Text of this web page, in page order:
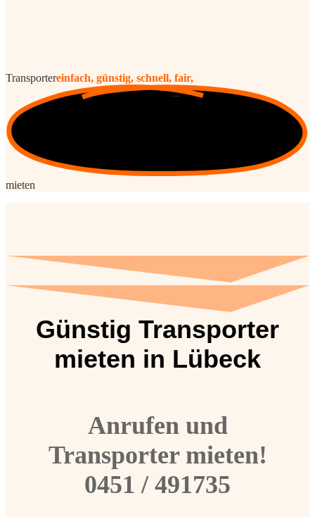
Transportereinfach, günstig, schnell, fair,
mieten
Günstig Transporter
mieten in Lübeck
Anrufen und
Transporter mieten!
0451 / 491735